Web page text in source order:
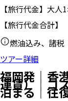
【旅行代金】大人
【旅行代金合計】
燃油込み、諸税
ツアー詳細
福岡発｜香
運賃）｜コ
泊まる｜往